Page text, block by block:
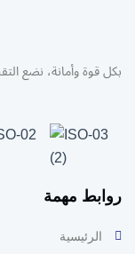
بكل قوة وأمانة، نضع
روابط مهمة
الرئيسية